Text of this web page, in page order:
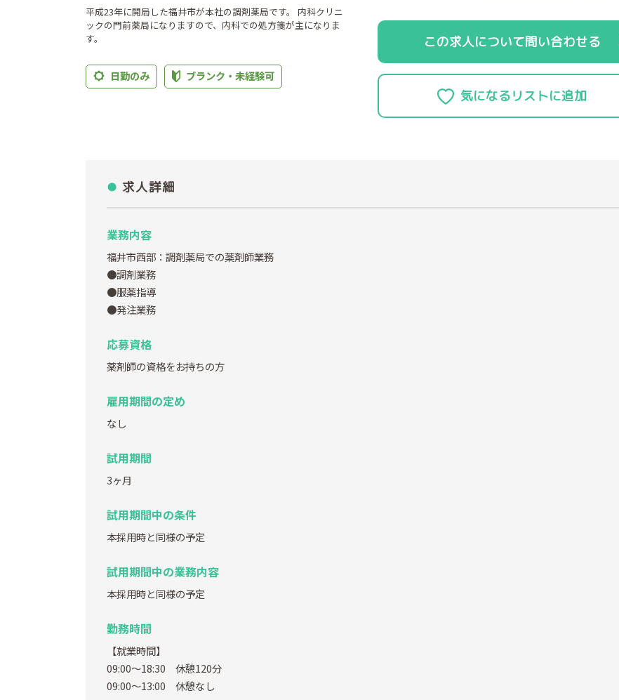
平成23年に開局した福井市が本社の調剤薬局です。 内科クリニ
ックの門前薬局になりますので、内科での処方箋が主になりま
す。
日勤のみ ブランク・未経験可
この求人について問い合わせる
求人詳細
業務内容
福井市西部：調剤薬局での薬剤師業務
●調剤業務
●服薬指導
●発注業務
応募資格
薬剤師の資格をお持ちの方
雇用期間の定め
なし
試用期間
3ヶ月
試用期間中の条件
本採用時と同様の予定
試用期間中の業務内容
本採用時と同様の予定
勤務時間
【就業時間】
09:00～18:30 休憩120分
09:00～13:00 休憩なし